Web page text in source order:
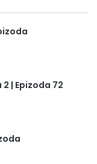
| Epizoda 72